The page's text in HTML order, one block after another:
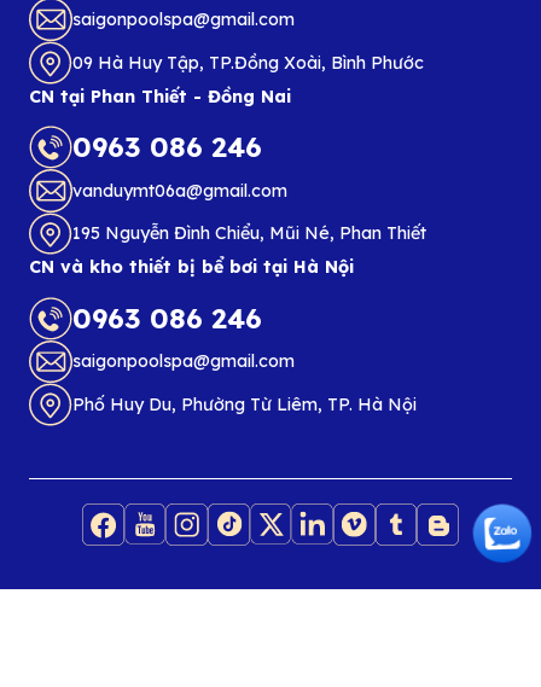
saigonpoolspa@gmail.com
09 Hà Huy Tập, TP.Đồng Xoài, Bình Phước
CN tại Phan Thiết - Đồng Nai
0963 086 246
vanduymt06a@gmail.com
195 Nguyễn Đình Chiểu, Mũi Né, Phan Thiết
CN và kho thiết bị bể bơi tại Hà Nội
0963 086 246
saigonpoolspa@gmail.com
Phố Huy Du, Phường Từ Liêm, TP. Hà Nội